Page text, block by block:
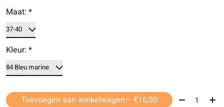
Maat: *
Kleur: *
Toevoegen aan winkelwagen — €16,00 Aantal: